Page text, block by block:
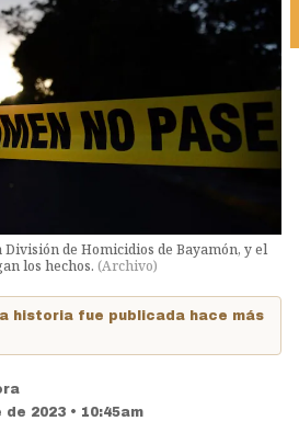
de Homicidios de Bayamón, y el
los hechos. (Archivo)
historia fue publicada hace más
2023 • 10:45am